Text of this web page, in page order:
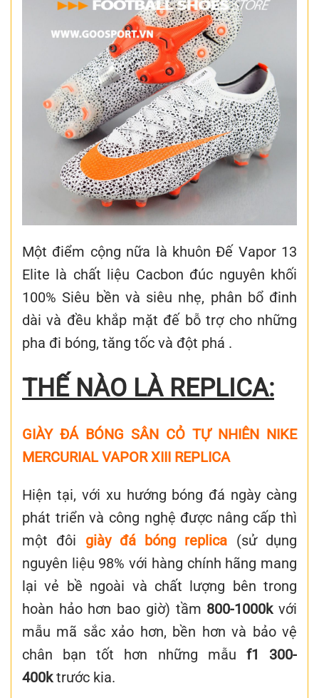
Một điểm cộng nữa là khuôn Đế Vapor 13
Elite là chất liệu Cacbon đúc nguyên khối
100% Siêu bền và siêu nhẹ, phân bổ đinh
dài và đều khắp mặt đế bỗ trợ cho những
pha đi bóng, tăng tốc và đột phá .
THẾ NÀO LÀ REPLICA:
GIÀY ĐÁ BÓNG SÂN CỎ TỰ NHIÊN NIKE
MERCURIAL VAPOR XIII REPLICA
Hiện tại, với xu hướng bóng đá ngày càng
phát triển và công nghệ được nâng cấp thì
một đôi giày đá bóng replica (sử dụng
nguyên liệu 98% với hàng chính hãng mang
lại vẻ bề ngoài và chất lượng bên trong
hoàn hảo hơn bao giờ) tầm 800-1000kvới
mẫu mã sắc xảo hơn, bền hơn và bảo vệ
chân bạn tốt hơn những mẫu f1
300-
400ktrước kia.